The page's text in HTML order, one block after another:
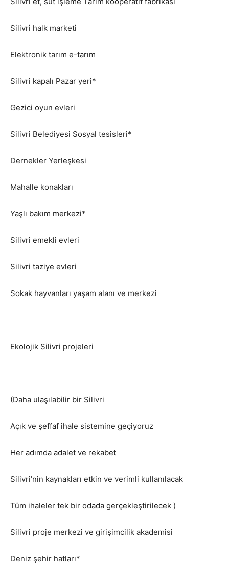
Silivri halk marketi
Elektronik tarım e-tarım
Silivri kapalı Pazar yeri*
Gezici oyun evleri
Silivri Belediyesi Sosyal tesisleri*
Dernekler Yerleşkesi
Mahalle konakları
Yaşlı bakım merkezi*
Silivri emekli evleri
Silivri taziye evleri
Sokak hayvanları yaşam alanı ve merkezi
Ekolojik Silivri projeleri
(Daha ulaşılabilir bir Silivri
Açık ve şeffaf ihale sistemine geçiyoruz
Her adımda adalet ve rekabet
Silivri’nin kaynakları etkin ve verimli kullanılacak
Tüm ihaleler tek bir odada gerçekleştirilecek )
Silivri proje merkezi ve girişimcilik akademisi
Deniz şehir hatları*